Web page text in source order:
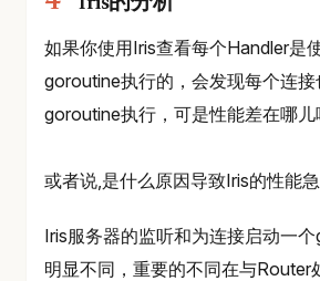
如果你使用Iris查看每个Handler是
goroutine执行的，会发现每个连
goroutine执行，可是性能差在哪儿
或者说,是什么原因导致Iris的性能
Iris服务器的监听和为连接启动一
明显不同，重要的不同在与Router